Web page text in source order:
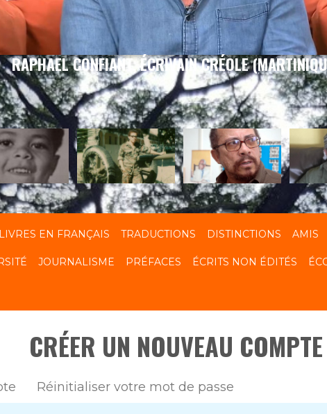
RAPHAEL CONFIANT, ÉCRIVAIN CRÉOLE
LIVRES EN FRANÇAIS TRADUCTIONS DISTINCTIONS AMIS
JOURNALISME PRÉFACES ÉCRITS NON ÉDITÉS
CRÉER UN NOUVEAU COMPTE
(onglet actif)
Réinitialiser votre mot de passe